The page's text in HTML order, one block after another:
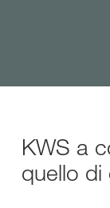
KWS a
quello di